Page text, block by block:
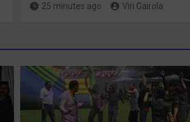
25 minutes ago Viri Gairola
मतदाता सुनवाई में
लापरवाही बर्दाश्त